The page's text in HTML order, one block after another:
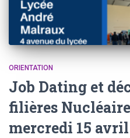
ORIENTATION
Job Dating et
filières
mercredi 15 avril